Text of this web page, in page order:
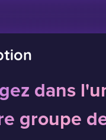
dans
groupe